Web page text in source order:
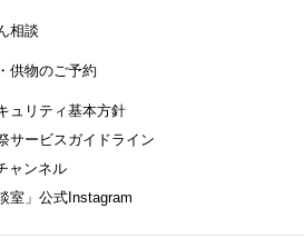
相談
供物のご予約
ュリティ基本方針
サービスガイドライン
ャンネル
室」 公式Instagram